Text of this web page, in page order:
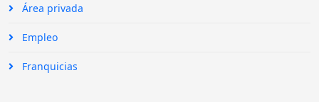
Área privada
Empleo
Franquicias